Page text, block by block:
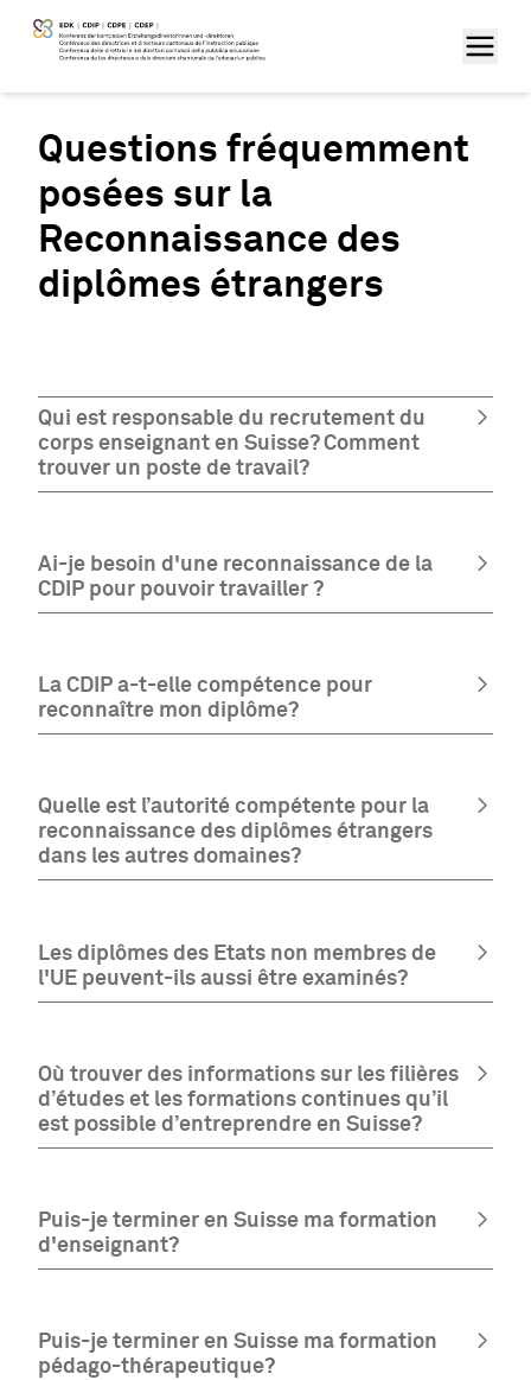
Questions fréquemment
posées sur la
Reconnaissance des
diplômes étrangers
Qui est responsable du recrutement du
corps enseignant en Suisse? Comment
trouver un poste de travail?
Ai-je besoin d'une reconnaissance de la
CDIP pour pouvoir travailler ?
La CDIP a-t-elle compétence pour
reconnaître mon diplôme?
Quelle est l’autorité compétente pour la
reconnaissance des diplômes étrangers
dans les autres domaines?
Les diplômes des Etats non membres de
l'UE peuvent-ils aussi être examinés?
Où trouver des informations sur les filières
d’études et les formations continues qu’il
est possible d’entreprendre en Suisse?
Puis-je terminer en Suisse ma formation
d'enseignant?
Puis-je terminer en Suisse ma formation
pédago-thérapeutique?